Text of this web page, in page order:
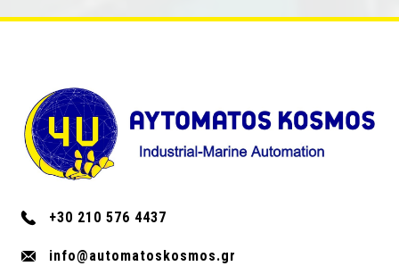
+30 210 576 4437
info@automatoskosmos.gr